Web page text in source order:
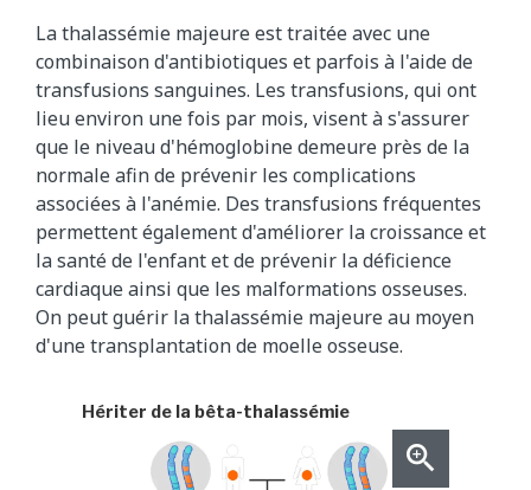
La thalassémie majeure est traitée avec une
combinaison d'antibiotiques et parfois à l'aide de
transfusions sanguines. Les transfusions, qui ont
lieu environ une fois par mois, visent à s'assurer
que le niveau d'hémoglobine demeure près de la
normale afin de prévenir les complications
associées à l'anémie. Des transfusions fréquentes
permettent également d'améliorer la croissance et
la santé de l'enfant et de prévenir la déficience
cardiaque ainsi que les malformations osseuses.
On peut guérir la thalassémie majeure au moyen
d'une transplantation de moelle osseuse.
Hériter de la bêta-thalassémie